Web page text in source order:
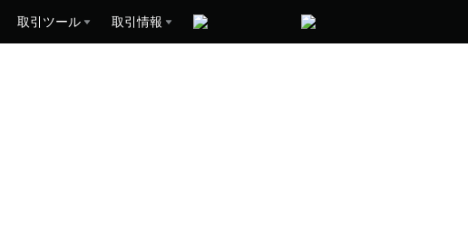
取引ツール 取引情報